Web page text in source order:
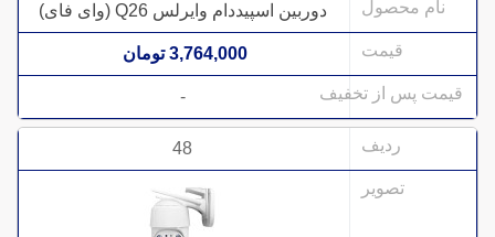
دوربین اسپیددام وایرلس Q26 (وای فای)
3,764,000 تومان
-
48